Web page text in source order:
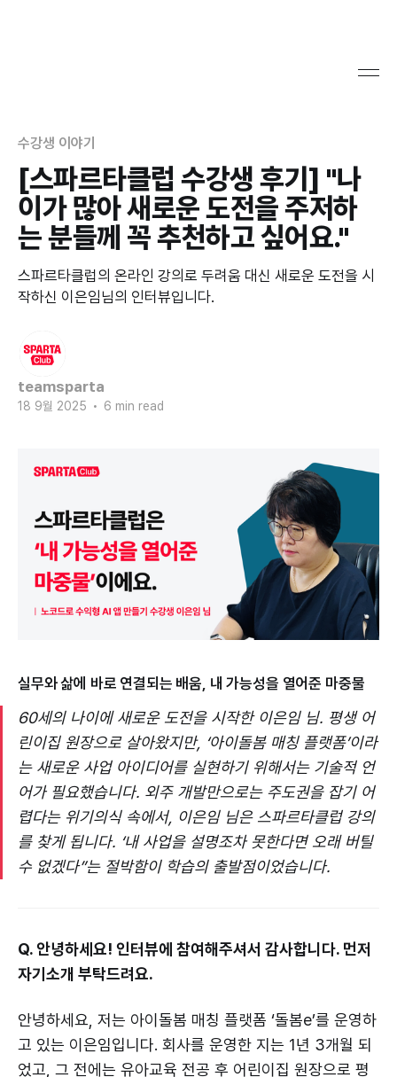
수강생 이야기
[스파르타클럽 수강생 후기] "나
이가 많아 새로운 도전을 주저하
는 분들께 꼭 추천하고 싶어요."
스파르타클럽의 온라인 강의로 두려움 대신 새로운 도전을 시
작하신 이은임님의 인터뷰입니다.
teamsparta
18 9월 2025 • 6 min read
실무와 삶에 바로 연결되는 배움, 내 가능성을 열어준 마중물
60세의 나이에 새로운 도전을 시작한 이은임 님. 평생 어
린이집 원장으로 살아왔지만, ‘아이돌봄 매칭 플랫폼’이라
는 새로운 사업 아이디어를 실현하기 위해서는 기술적 언
어가 필요했습니다. 외주 개발만으로는 주도권을 잡기 어
렵다는 위기의식 속에서, 이은임 님은 스파르타클럽 강의
를 찾게 됩니다. ‘내 사업을 설명조차 못한다면 오래 버틸
수 없겠다”는 절박함이 학습의 출발점이었습니다.
Q. 안녕하세요! 인터뷰에 참여해주셔서 감사합니다. 먼저
자기소개 부탁드려요.
안녕하세요, 저는 아이돌봄 매칭 플랫폼 ‘돌봄e’를 운영하
고 있는 이은임입니다. 회사를 운영한 지는 1년 3개월 되
었고, 그 전에는 유아교육 전공 후 어린이집 원장으로 평